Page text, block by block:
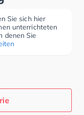
Sie sich hier
unterrichteten
denen Sie